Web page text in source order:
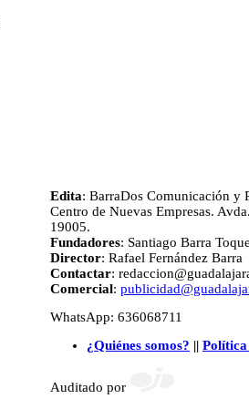
Edita: BarraDos Comunicación y
Centro de Nuevas Empresas.
19005.
Fundadores: Santiago Barra
Director: Rafael Fernández Barra
Contactar:
Comercial:
WhatsApp: 636068711
¿Quiénes somos? || Política
Auditado por